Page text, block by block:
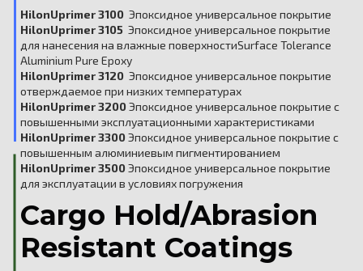
HilonUprimer 3100 Эпоксидное универсальное покрытие
HilonUprimer 3105 Эпоксидное универсальное покрытие
для нанесения на влажные поверхностиSurface Tolerance
Aluminium Pure Epoxy
HilonUprimer 3120 Эпоксидное универсальное покрытие
отверждаемое при низких температурах
HilonUprimer 3200Эпоксидное универсальное покрытие с
повышенными эксплуатационными характеристиками
HilonUprimer 3300Эпоксидное универсальное покрытие с
повышенным алюминиевым пигментированием
HilonUprimer 3500Эпоксидное универсальное покрытие
для эксплуатации в условиях погружения
Cargo Hold/Abrasion
Resistant Coatings